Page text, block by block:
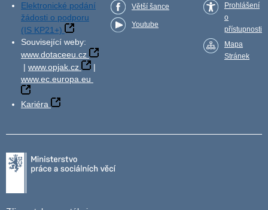
Elektronické podání
žádosti o podporu
(IS KP21+)
Související weby:
www.dotaceeu.cz
| www.opjak.cz
|
www.ec.europa.eu
Kariéra
Větší šance
Youtube
Prohlášení
o
přístupnosti
Mapa
Stránek